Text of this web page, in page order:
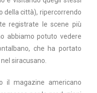
della città), ripercorrendo
registrate le scene più
abbiamo potuto vedere
che ha portato
siracusano.
il magazine americano